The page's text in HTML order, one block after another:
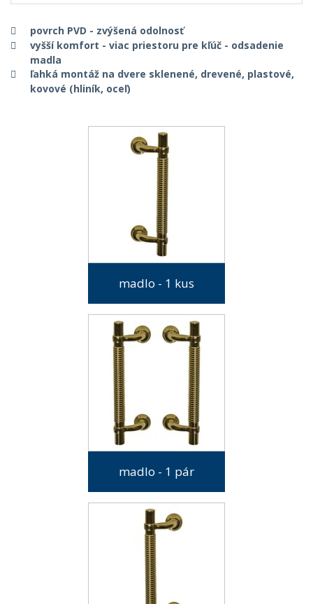
povrch PVD - zvýšená odolnosť
vyšší komfort - viac priestoru pre kľúč - odsadenie
madla
ľahká montáž na dvere sklenené, drevené, plastové,
kovové (hliník, oceľ)
madlo - 1 kus
madlo - 1 pár